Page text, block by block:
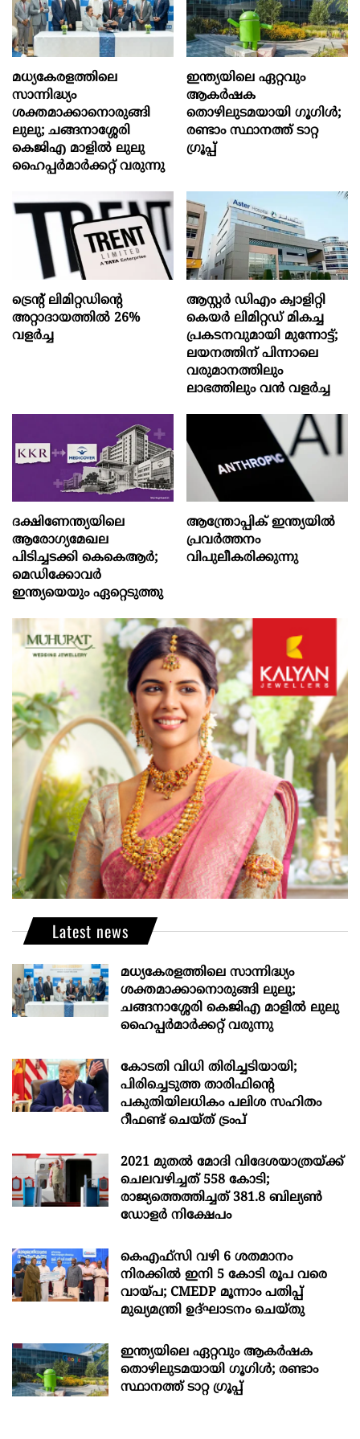
മധ്യകേരളത്തിലെ
സാന്നിദ്ധ്യം
ശക്തമാക്കാനൊരുങ്ങി
ലുലു; ചങ്ങനാശ്ശേരി
കെജിഎ മാളിൽ ലുലു
ഹൈപ്പർമാർക്കറ്റ് വരുന്നു
ഇന്ത്യയിലെ ഏറ്റവും
ആകര്‍ഷക
തൊഴിലുടമയായി ഗൂഗിള്‍;
രണ്ടാം സ്ഥാനത്ത് ടാറ്റ
ഗ്രൂപ്പ്
ട്രെന്റ് ലിമിറ്റഡിന്റെ
അറ്റാദായത്തിൽ 26%
വളര്‍ച്ച
ആസ്റ്റർ ഡിഎം ക്വാളിറ്റി
കെയർ ലിമിറ്റഡ് മികച്ച
പ്രകടനവുമായി മുന്നോട്ട്;
ലയനത്തിന് പിന്നാലെ
വരുമാനത്തിലും
ലാഭത്തിലും വൻ വളർച്ച
ദക്ഷിണേന്ത്യയിലെ
ആരോഗ്യമേഖല
പിടിച്ചടക്കി കെകെആർ;
മെഡിക്കോവർ
ഇന്ത്യയെയും ഏറ്റെടുത്തു
ആന്ത്രോപ്പിക് ഇന്ത്യയില്‍
പ്രവര്‍ത്തനം
വിപുലീകരിക്കുന്നു
Latest news
മധ്യകേരളത്തിലെ സാന്നിദ്ധ്യം
ശക്തമാക്കാനൊരുങ്ങി ലുലു;
ചങ്ങനാശ്ശേരി കെജിഎ മാളിൽ ലുലു
ഹൈപ്പർമാർക്കറ്റ് വരുന്നു
കോടതി വിധി തിരിച്ചടിയായി;
പിരിച്ചെടുത്ത താരിഫിന്‍റെ
പകുതിയിലധികം പലിശ സഹിതം
റീഫണ്ട് ചെയ്ത് ട്രംപ്
2021 മുതൽ മോദി വിദേശയാത്രയ്ക്ക്
ചെലവഴിച്ചത് 558 കോടി;
രാജ്യത്തെത്തിച്ചത് 381.8 ബില്യൺ
ഡോളർ നിക്ഷേപം
കെഎഫ്സി വഴി 6 ശതമാനം
നിരക്കിൽ ഇനി 5 കോടി രൂപ വരെ
വായ്പ; CMEDP മൂന്നാം പതിപ്പ്
മുഖ്യമന്ത്രി ഉദ്ഘാടനം ചെയ്തു
ഇന്ത്യയിലെ ഏറ്റവും ആകര്‍ഷക
തൊഴിലുടമയായി ഗൂഗിള്‍; രണ്ടാം
സ്ഥാനത്ത് ടാറ്റ ഗ്രൂപ്പ്